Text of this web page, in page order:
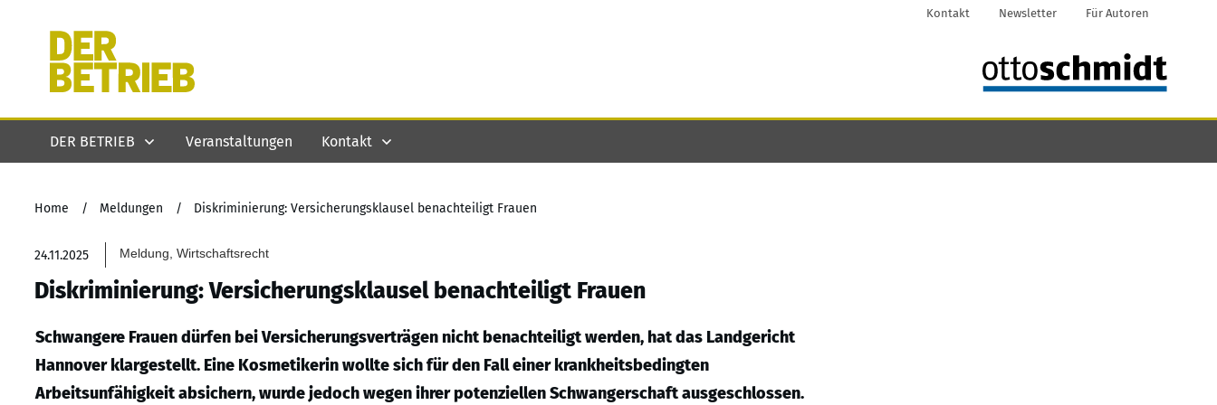
Kontakt Newsletter Für Autoren
DER BETRIEB Veranstaltungen Kontakt
Home / Meldungen / Diskriminierung: Versicherungsklausel benachteiligt Frauen
24.11.2025 Meldung, Wirtschaftsrecht
Diskriminierung: Versicherungsklausel benachteiligt Frauen
Schwangere Frauen dürfen bei Versicherungsverträgen nicht benachteiligt werden, hat das Landgericht
Hannover klargestellt. Eine Kosmetikerin wollte sich für den Fall einer krankheitsbedingten
Arbeitsunfähigkeit absichern, wurde jedoch wegen ihrer potenziellen Schwangerschaft ausgeschlossen.